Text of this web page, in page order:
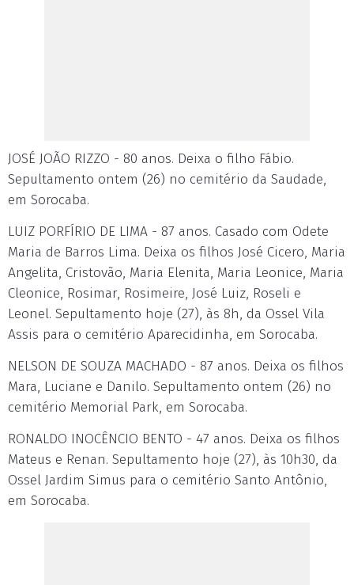
JOSÉ JOÃO RIZZO - 80 anos. Deixa o filho Fábio.
Sepultamento ontem (26) no cemitério da Saudade,
em Sorocaba.
LUIZ PORFÍRIO DE LIMA - 87 anos. Casado com Odete
Maria de Barros Lima. Deixa os filhos José Cicero, Maria
Angelita, Cristovão, Maria Elenita, Maria Leonice, Maria
Cleonice, Rosimar, Rosimeire, José Luiz, Roseli e
Leonel. Sepultamento hoje (27), às 8h, da Ossel Vila
Assis para o cemitério Aparecidinha, em Sorocaba.
NELSON DE SOUZA MACHADO - 87 anos. Deixa os filhos
Mara, Luciane e Danilo. Sepultamento ontem (26) no
cemitério Memorial Park, em Sorocaba.
RONALDO INOCÊNCIO BENTO - 47 anos. Deixa os filhos
Mateus e Renan. Sepultamento hoje (27), às 10h30, da
Ossel Jardim Simus para o cemitério Santo Antônio,
em Sorocaba.